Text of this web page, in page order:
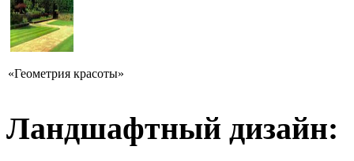
«Геометрия красоты»
Ландшафтный дизайн: